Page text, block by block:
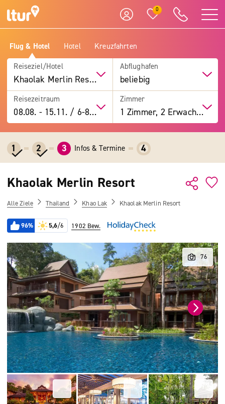
0
Flug & Hotel Hotel Kreuzfahrten
Reiseziel/Hotel
Khaolak Merlin Resort
Abflughafen
beliebig
Reisezeitraum
08.08. -15.11. / 6-8 Tage
Zimmer
1 Zimmer, 2 Erwachsene
1 2 3 Infos & Termine 4
Khaolak Merlin Resort
Alle Ziele Thailand Khao Lak Khaolak Merlin Resort
96% 5,6/6 1902 Bew.